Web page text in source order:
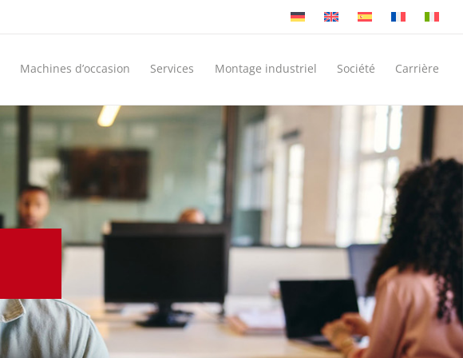
Machines d’occasion Services Montage industriel Société Carrière